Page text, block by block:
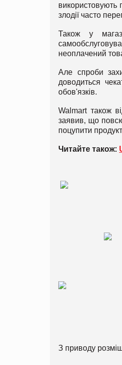
використовують
злодії часто
Також у
неоплачений
Але спроби
доводиться
обов'язків.
Walmart також
заявив, що
поцупити
Читайте також:
З приводу